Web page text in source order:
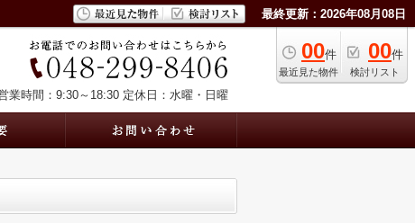
最終更新：2026年08月08日
00件
最近見た物件
00件
検討リスト
業時間：9:30～18:30 定休日：水曜・日曜